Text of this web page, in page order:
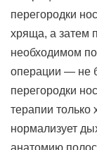
перегородки
хряща, а затем
необходимом
операции — не
перегородки
терапии только
нормализует
анатомию